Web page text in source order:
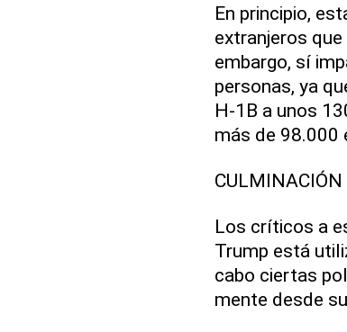
En principio,
extranjeros
embargo, sí
personas, ya
H-1B a unos
más de 98.000
CULMINACIÓN
Los críticos a
Trump está
cabo ciertas
mente desde